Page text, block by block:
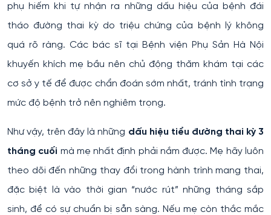
phụ hiếm khi tự nhận ra những dấu hiệu của bệnh đái
tháo đường thai kỳ do triệu chứng của bệnh lý không
quá rõ ràng. Các bác sĩ tại Bệnh viện Phụ Sản Hà Nội
khuyến khích mẹ bầu nên chủ động thăm khám tại các
cơ sở y tế để được chẩn đoán sớm nhất, tránh tình trạng
mức độ bệnh trở nên nghiêm trọng.
Như vậy, trên đây là những dấu hiệu tiểu đường thai kỳ 3
tháng cuối mà mẹ nhất định phải nắm được. Mẹ hãy luôn
theo dõi đến những thay đổi trong hành trình mang thai,
đặc biệt là vào thời gian “nước rút” những tháng sắp
sinh, để có sự chuẩn bị sẵn sàng. Nếu mẹ còn thắc mắc